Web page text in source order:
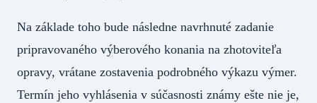
Na základe toho bude následne navrhnuté zadanie
pripravovaného výberového konania na zhotoviteľa
opravy, vrátane zostavenia podrobného výkazu výmer.
Termín jeho vyhlásenia v súčasnosti známy ešte nie je,